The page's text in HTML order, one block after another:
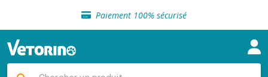
Paiement 100% sécurisé
Livraison gratuite en clinique vétérinaire
Sélection de croquettes vétérinaire